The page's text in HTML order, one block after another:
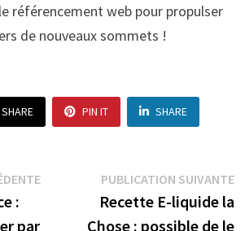
référencement web pour propulser
de nouveaux sommets !
SHARE PIN IT SHARE
Publication
précédente :
:
par
PUBLICATION SUIVANTE
Recette E-liquide la
Chose : possible de le